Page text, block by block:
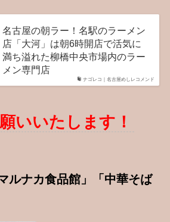
ナゴレコ｜名古屋めしレコメンド
名古屋の朝ラー！名駅のラーメン
店「大河」は朝6時開店で活気に
満ち溢れた柳橋中央市場内のラー
メン専門店
いいたします！
ルナカ食品館」「中華そば